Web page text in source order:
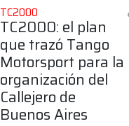
TC2000
TC2000: el plan
que trazó Tango
Motorsport para la
organización del
Callejero de
Buenos Aires